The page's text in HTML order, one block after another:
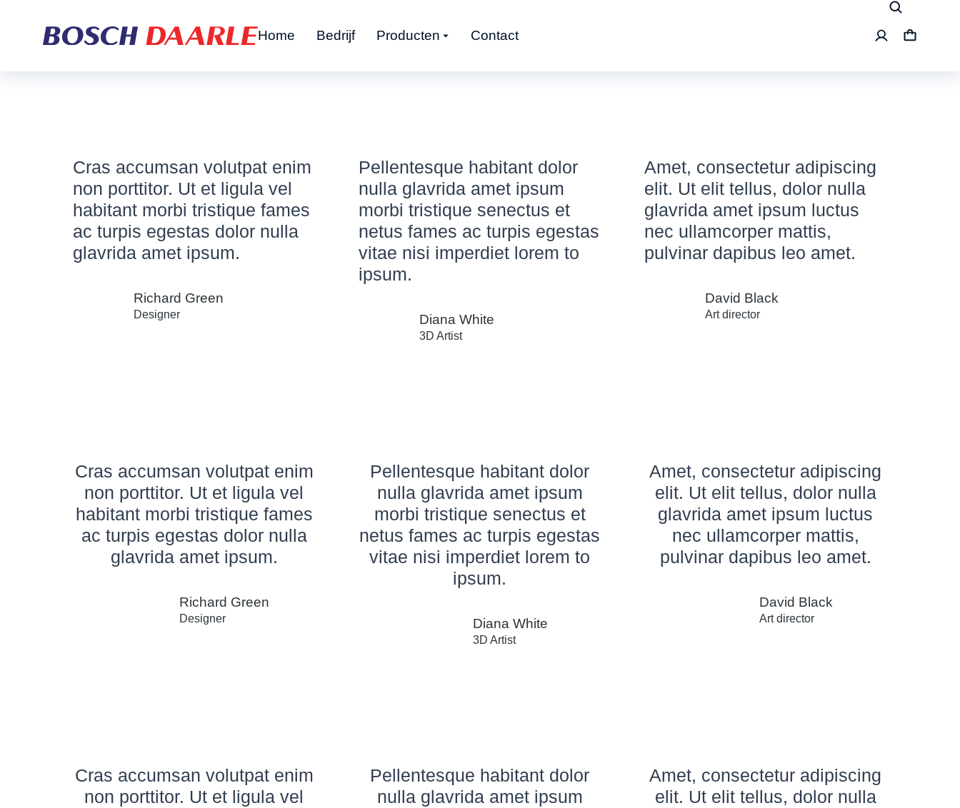
Home Bedrijf Producten Contact
Cras accumsan volutpat enim
non porttitor. Ut et ligula vel
habitant morbi tristique fames
ac turpis egestas dolor nulla
glavrida amet ipsum.
Richard Green
Designer
Pellentesque habitant dolor
nulla glavrida amet ipsum
morbi tristique senectus et
netus fames ac turpis egestas
vitae nisi imperdiet lorem to
ipsum.
Diana White
3D Artist
Amet, consectetur adipiscing
elit. Ut elit tellus, dolor nulla
glavrida amet ipsum luctus
nec ullamcorper mattis,
pulvinar dapibus leo amet.
David Black
Art director
Cras accumsan volutpat enim
non porttitor. Ut et ligula vel
habitant morbi tristique fames
ac turpis egestas dolor nulla
glavrida amet ipsum.
Richard Green
Designer
Pellentesque habitant dolor
nulla glavrida amet ipsum
morbi tristique senectus et
netus fames ac turpis egestas
vitae nisi imperdiet lorem to
ipsum.
Diana White
3D Artist
Amet, consectetur adipiscing
elit. Ut elit tellus, dolor nulla
glavrida amet ipsum luctus
nec ullamcorper mattis,
pulvinar dapibus leo amet.
David Black
Art director
Cras accumsan volutpat enim
non porttitor. Ut et ligula vel
Pellentesque habitant dolor
nulla glavrida amet ipsum
Amet, consectetur adipiscing
elit. Ut elit tellus, dolor nulla